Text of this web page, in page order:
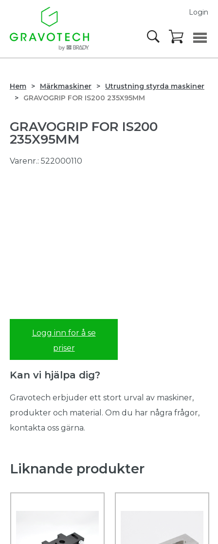
Login
Hem Märkmaskiner
Utrustning styrda maskiner
GRAVOGRIP FOR IS200 235X95MM
GRAVOGRIP FOR IS200
235X95MM
Varenr.: 522000110
Logg inn for å se
priser
Kan vi hjälpa dig?
Gravotech erbjuder ett stort urval av maskiner,
produkter och material. Om du har några frågor,
kontakta oss gärna.
Liknande produkter